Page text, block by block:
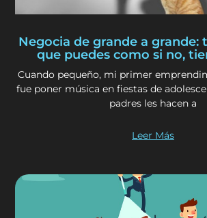
Negocia de grande a grande:
que puedes como si no,
Cuando pequeño, mi primer
fue poner música en fiestas de
padres les hacen a
Leer Más